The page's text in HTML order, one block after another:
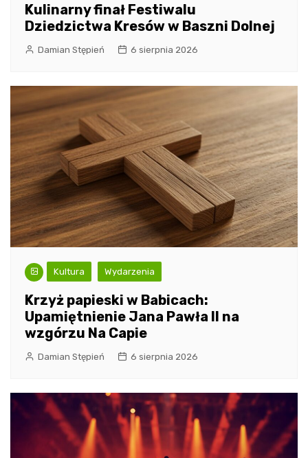
Kulinarny finał Festiwalu
Dziedzictwa Kresów w Baszni Dolnej
Damian Stępień 6 sierpnia 2026
Kultura Wydarzenia
Krzyż papieski w Babicach:
Upamiętnienie Jana Pawła II na
wzgórzu Na Capie
Damian Stępień 6 sierpnia 2026